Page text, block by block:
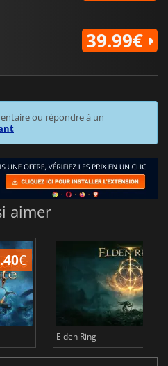
39.99€
ou répondre à un
aimer
€
Elden Ring